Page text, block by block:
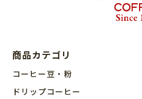
商品カテゴリ
コーヒー豆・粉
ドリップコーヒー